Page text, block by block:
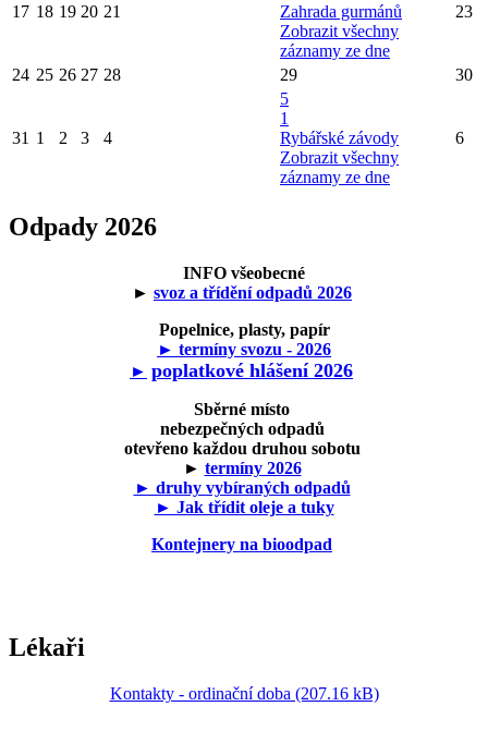
17 18 19 20 21
Zahrada gurmánů
Zobrazit všechny
záznamy ze dne
23
24 25 26 27 28 29 30
31 1 2 3 4
5
1
Rybářské závody
Zobrazit všechny
záznamy ze dne
6
Odpady 2026
INFO všeobecné
► svoz a třídění odpadů 2026
Popelnice, plasty, papír
► termíny svozu - 2026
► poplatkové hlášení 2026
Sběrné místo
nebezpečných odpadů
otevřeno každou druhou sobotu
► termíny 2026
► druhy vybíraných odpadů
► Jak třídit oleje a tuky
Kontejnery na bioodpad
Lékaři
Kontakty - ordinační doba (207.16 kB)